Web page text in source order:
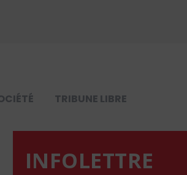
TRIBUNE LIBRE
INFOLETTRE